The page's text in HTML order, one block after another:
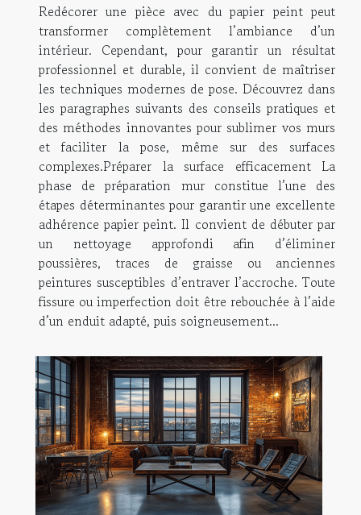
Redécorer une pièce avec du papier peint peut
transformer complètement l’ambiance d’un
intérieur. Cependant, pour garantir un résultat
professionnel et durable, il convient de maîtriser
les techniques modernes de pose. Découvrez dans
les paragraphes suivants des conseils pratiques et
des méthodes innovantes pour sublimer vos murs
et faciliter la pose, même sur des surfaces
complexes.Préparer la surface efficacement La
phase de préparation mur constitue l’une des
étapes déterminantes pour garantir une excellente
adhérence papier peint. Il convient de débuter par
un nettoyage approfondi afin d’éliminer
poussières, traces de graisse ou anciennes
peintures susceptibles d’entraver l’accroche. Toute
fissure ou imperfection doit être rebouchée à l’aide
d’un enduit adapté, puis soigneusement...